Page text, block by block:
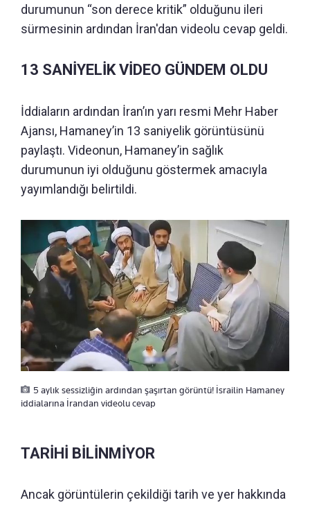
durumunun “son derece kritik” olduğunu ileri
sürmesinin ardından İran'dan videolu cevap geldi.
13 SANİYELİK VİDEO GÜNDEM OLDU
İddiaların ardından İran’ın yarı resmi Mehr Haber
Ajansı, Hamaney’in 13 saniyelik görüntüsünü
paylaştı. Videonun, Hamaney’in sağlık
durumunun iyi olduğunu göstermek amacıyla
yayımlandığı belirtildi.
5 aylık sessizliğin ardından şaşırtan görüntü! İsrailin Hamaney
iddialarına İrandan videolu cevap
TARİHİ BİLİNMİYOR
Ancak görüntülerin çekildiği tarih ve yer hakkında